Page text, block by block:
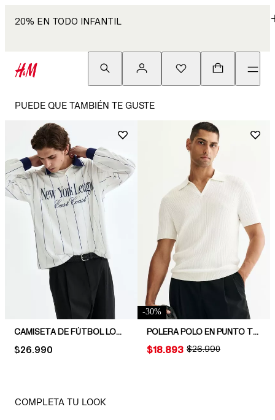
20% EN TODO INFANTIL
PUEDE QUE TAMBIÉN TE GUSTE
CAMISETA DE FÚTBOL LOOSE FIT
PRICE:
$26.990
-30%
POLERA POLO EN PUNTO TRENZADO REGULAR FIT
ORIGINAL PRICE:
$26.990
PRICE:
$18.893
COMPLETA TU LOOK